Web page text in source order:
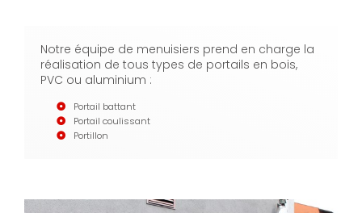
Notre équipe de menuisiers prend en charge la
réalisation de tous types de portails en bois,
PVC ou aluminium :
Portail battant
Portail coulissant
Portillon